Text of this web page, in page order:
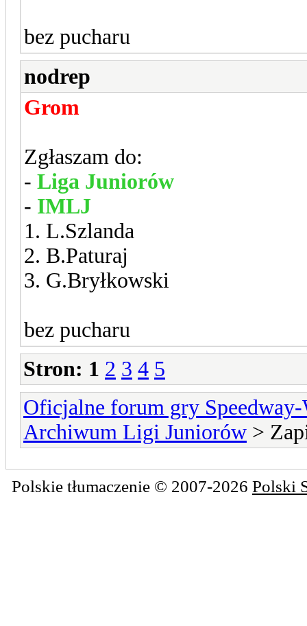
bez pucharu
nodrep
Grom
Zgłaszam do:
- Liga Juniorów
- IMLJ
1. L.Szlanda
2. B.Paturaj
3. G.Bryłkowski
bez pucharu
Stron: 1 2 3 4 5
Oficjalne forum gry
Archiwum Ligi Juniorów >
Polskie tłumaczenie © 2007-2026 Polski